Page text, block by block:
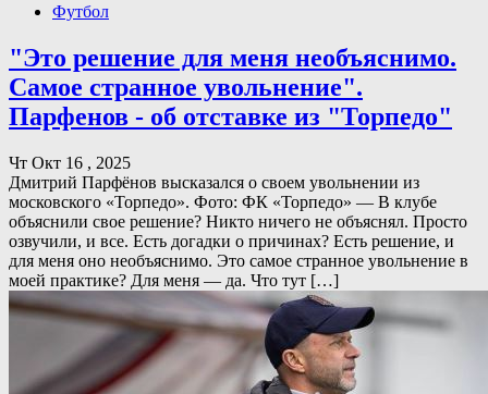
Футбол
"Это решение для меня необъяснимо.
Самое странное увольнение".
Парфенов - об отставке из "Торпедо"
Чт Окт 16 , 2025
Дмитрий Парфёнов высказался о своем увольнении из
московского «Торпедо». Фото: ФК «Торпедо» — В клубе
объяснили свое решение? Никто ничего не объяснял. Просто
озвучили, и все. Есть догадки о причинах? Есть решение, и
для меня оно необъяснимо. Это самое странное увольнение в
моей практике? Для меня — да. Что тут […]